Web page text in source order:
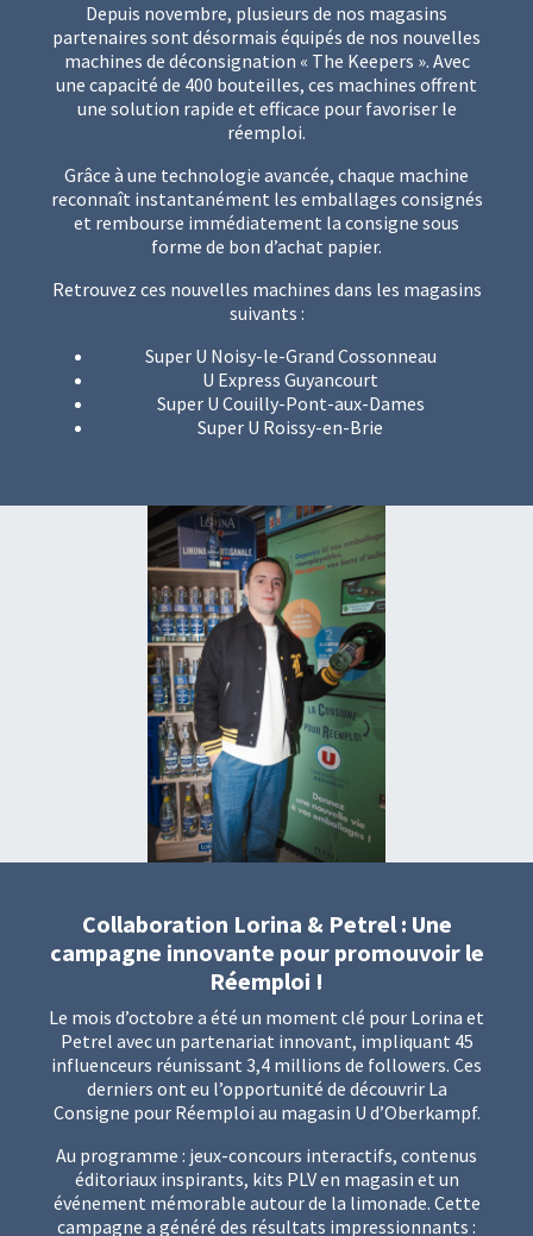
Depuis novembre, plusieurs de nos magasins
partenaires sont désormais équipés de nos nouvelles
machines de déconsignation « The Keepers ». Avec
une capacité de 400 bouteilles, ces machines offrent
une solution rapide et efficace pour favoriser le
réemploi.
Grâce à une technologie avancée, chaque machine
reconnaît instantanément les emballages consignés
et rembourse immédiatement la consigne sous
forme de bon d’achat papier.
Retrouvez ces nouvelles machines dans les magasins
suivants :
Super U Noisy-le-Grand Cossonneau
U Express Guyancourt
Super U Couilly-Pont-aux-Dames
Super U Roissy-en-Brie
Collaboration Lorina & Petrel : Une
campagne innovante pour promouvoir le
Réemploi !
Le mois d’octobre a été un moment clé pour Lorina et
Petrel avec un partenariat innovant, impliquant 45
influenceurs réunissant 3,4 millions de followers. Ces
derniers ont eu l’opportunité de découvrir La
Consigne pour Réemploi au magasin U d’Oberkampf.
Au programme : jeux-concours interactifs, contenus
éditoriaux inspirants, kits PLV en magasin et un
événement mémorable autour de la limonade. Cette
campagne a généré des résultats impressionnants :